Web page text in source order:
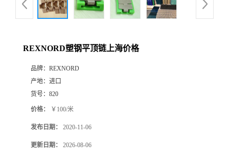
REXNORD塑钢平顶链上海价格
品牌： REXNORD
产地： 进口
货号： 820
价格： ￥100/米
发布日期： 2020-11-06
更新日期： 2026-08-06